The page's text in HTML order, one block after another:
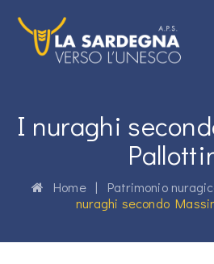
I nuraghi
Home| Patrimonio
nuraghi secondo